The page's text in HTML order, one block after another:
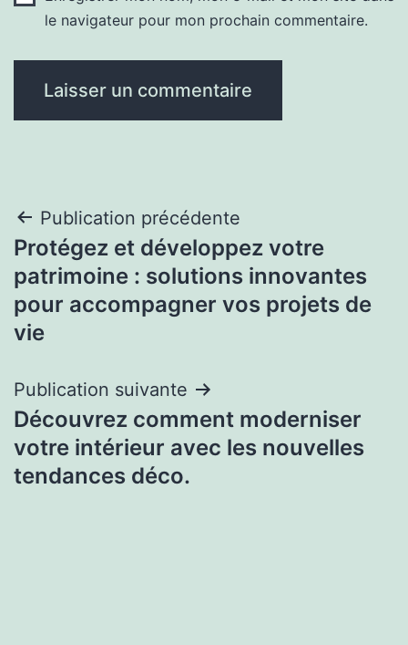
le navigateur pour mon prochain commentaire.
Navigation
de
l’article
Publication précédente
Protégez et développez votre
patrimoine : solutions innovantes
pour accompagner vos projets de
vie
Publication suivante
Découvrez comment moderniser
votre intérieur avec les nouvelles
tendances déco.